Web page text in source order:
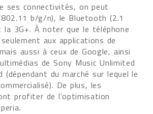
ses connectivités, on peut
b/g/n), le Bluetooth (2.1
3G+. À noter que le téléphone
aux applications de
aussi à ceux de Google, ainsi
de Sony Music Unlimited
(dépendant du marché sur lequel le
De plus, les
profiter de l'optimisation